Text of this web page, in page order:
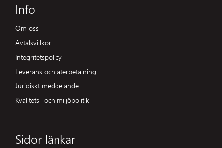
Info
Om oss
Avtalsvillkor
Integritetspolicy
Leverans och återbetalning
Juridiskt meddelande
Kvalitets- och miljöpolitik
Sidor länkar